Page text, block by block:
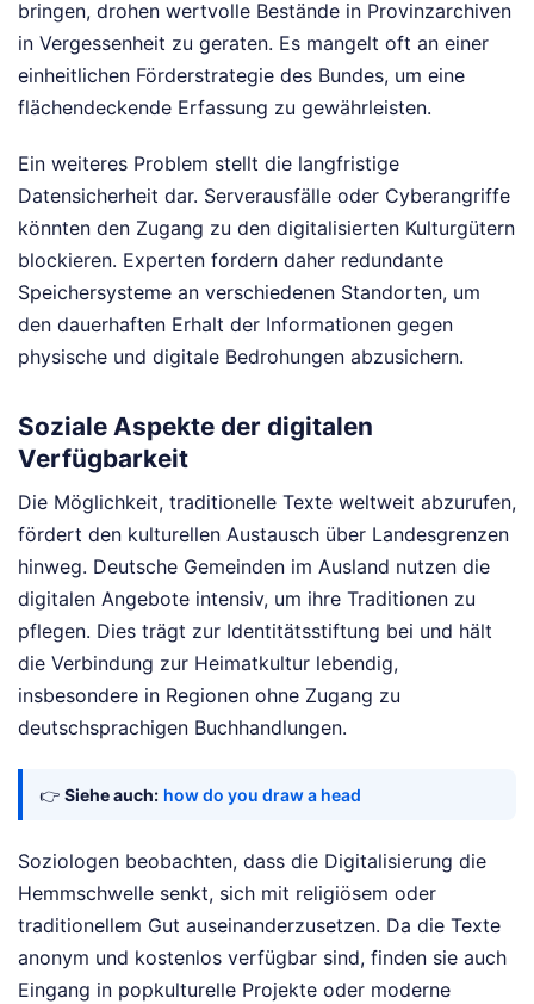
bringen, drohen wertvolle Bestände in Provinzarchiven
in Vergessenheit zu geraten. Es mangelt oft an einer
einheitlichen Förderstrategie des Bundes, um eine
flächendeckende Erfassung zu gewährleisten.
Ein weiteres Problem stellt die langfristige
Datensicherheit dar. Serverausfälle oder Cyberangriffe
könnten den Zugang zu den digitalisierten Kulturgütern
blockieren. Experten fordern daher redundante
Speichersysteme an verschiedenen Standorten, um
den dauerhaften Erhalt der Informationen gegen
physische und digitale Bedrohungen abzusichern.
Soziale Aspekte der digitalen
Verfügbarkeit
Die Möglichkeit, traditionelle Texte weltweit abzurufen,
fördert den kulturellen Austausch über Landesgrenzen
hinweg. Deutsche Gemeinden im Ausland nutzen die
digitalen Angebote intensiv, um ihre Traditionen zu
pflegen. Dies trägt zur Identitätsstiftung bei und hält
die Verbindung zur Heimatkultur lebendig,
insbesondere in Regionen ohne Zugang zu
deutschsprachigen Buchhandlungen.
👉 Siehe auch: how do you draw a head
Soziologen beobachten, dass die Digitalisierung die
Hemmschwelle senkt, sich mit religiösem oder
traditionellem Gut auseinanderzusetzen. Da die Texte
anonym und kostenlos verfügbar sind, finden sie auch
Eingang in popkulturelle Projekte oder moderne